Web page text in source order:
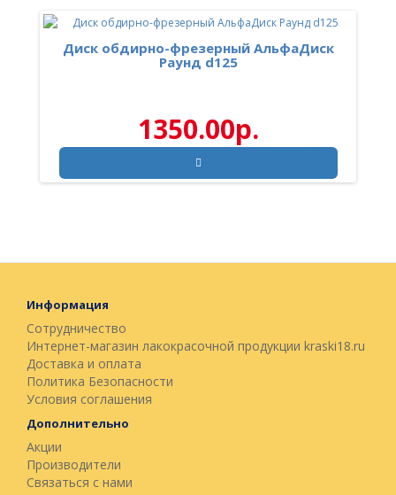
Диск обдирно-фрезерный АльфаДиск
Раунд d125
1350.00р.
Информация
Сотрудничество
Интернет-магазин лакокрасочной продукции kraski18.ru
Доставка и оплата
Политика Безопасности
Условия соглашения
Дополнительно
Акции
Производители
Связаться с нами